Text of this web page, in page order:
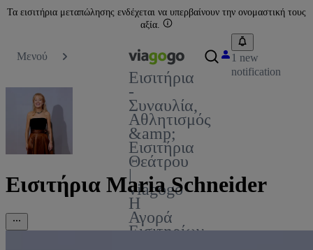
Τα εισιτήρια μεταπώλησης ενδέχεται να υπερβαίνουν την ονομαστική τους
αξία.
Μενού
Εισιτήρια
-
Συναυλία,
Αθλητισμός
&amp;
Εισιτήρια
Θεάτρου
|
viagogo
Η
Αγορά
Εισιτηρίων
1 new
notification
Εισιτήρια Maria Schneider